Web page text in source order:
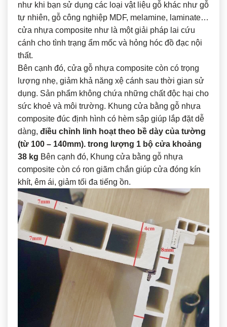
như khi bạn sử dụng các loại vật liệu gỗ khác như gỗ
tự nhiên, gỗ công nghiệp MDF, melamine, laminate…
cửa nhựa composite như là một giải pháp lai cứu
cánh cho tình trạng ẩm mốc và hỏng hóc đồ đạc nội
thất.
Bên cạnh đó, cửa gỗ nhựa composite còn có trọng
lượng nhẹ, giảm khả năng xệ cánh sau thời gian sử
dụng. Sản phẩm không chứa những chất độc hại cho
sức khoẻ và môi trường. Khung cửa bằng gỗ nhựa
composite đúc định hình có hèm sập giúp lắp đặt dễ
dàng, điều chỉnh linh hoạt theo bề dày của tường
(từ 100 – 140mm). trong lượng 1 bộ cửa khoảng
38 kg Bên cạnh đó, Khung cửa bằng gỗ nhựa
composite còn có ron giãm chắn giúp cửa đóng kín
khít, êm ái, giảm tối đa tiếng ồn.